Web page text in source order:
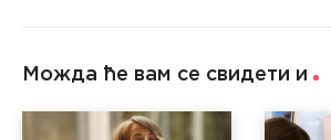
Можда ће вам се свидети и